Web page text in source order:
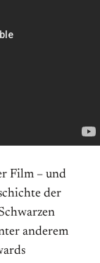
Film – und
der
anderem